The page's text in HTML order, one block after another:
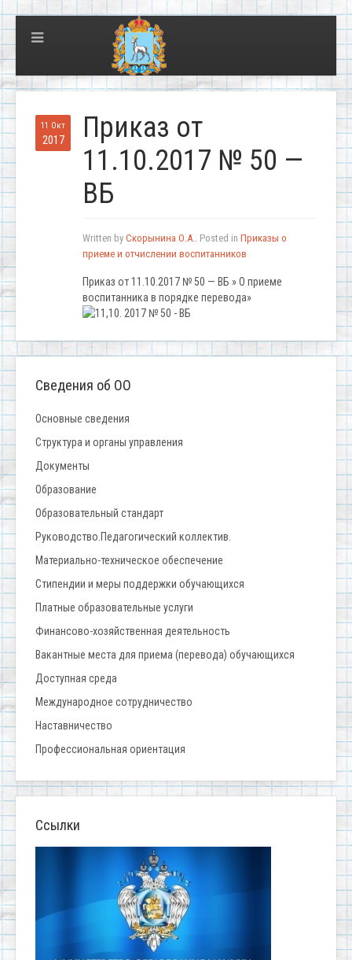
11 Окт
2017
Приказ от
11.10.2017 № 50 —
ВБ
Written by Скорынина О.А.. Posted in Приказы о
приеме и отчислении воспитанников
Приказ от 11.10.2017 № 50 — ВБ » О приеме
воспитанника в порядке перевода»
Сведения об ОО
Основные сведения
Структура и органы управления
Документы
Образование
Образовательный стандарт
Руководство.Педагогический коллектив.
Материально-техническое обеспечение
Стипендии и меры поддержки обучающихся
Платные образовательные услуги
Финансово-хозяйственная деятельность
Вакантные места для приема (перевода) обучающихся
Доступная среда
Международное сотрудничество
Наставничество
Профессиональная ориентация
Ссылки